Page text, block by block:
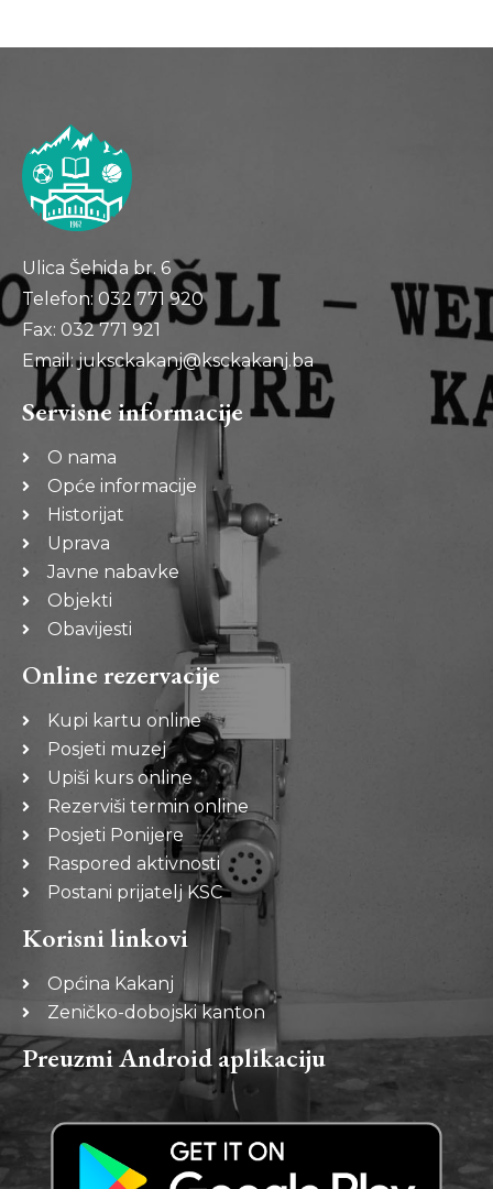
Ulica Šehida br. 6
Telefon: 032 771 920
Fax: 032 771 921
Email: juksckakanj@ksckakanj.ba
Servisne informacije
O nama
Opće informacije
Historijat
Uprava
Javne nabavke
Objekti
Obavijesti
Online rezervacije
Kupi kartu online
Posjeti muzej
Upiši kurs online
Rezerviši termin online
Posjeti Ponijere
Raspored aktivnosti
Postani prijatelj KSC
Korisni linkovi
Općina Kakanj
Zeničko-dobojski kanton
Preuzmi Android aplikaciju